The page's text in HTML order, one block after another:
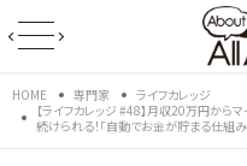
HOME 専門家
ライフカレッジ
【ライフカレッジ #48】月収20万円か
続けられる！「自動でお金が貯まる仕組み